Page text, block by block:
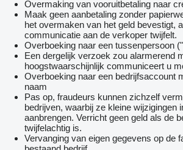
Overmaking van vooruitbetaling naar
Maak geen aanbetaling zonder
het overmaken van het geld bevestigt,
communicatie aan de verkoper twijfelt.
Overboeking naar een tussenpersoon
Een dergelijk verzoek zou alarmerend
hoogstwaarschijnlijk communiceert u
Overboeking naar een bedrijfsaccount
naam
Pas op, fraudeurs kunnen zichzelf
bedrijven, waarbij ze kleine wijzigingen
aanbrengen. Verricht geen geld als de
twijfelachtig is.
Vervanging van eigen gegevens op de